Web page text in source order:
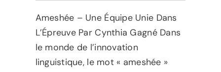
Ameshée – Une Équipe Unie Dans
L’Épreuve Par Cynthia Gagné Dans
le monde de l’innovation
linguistique, le mot « ameshée »